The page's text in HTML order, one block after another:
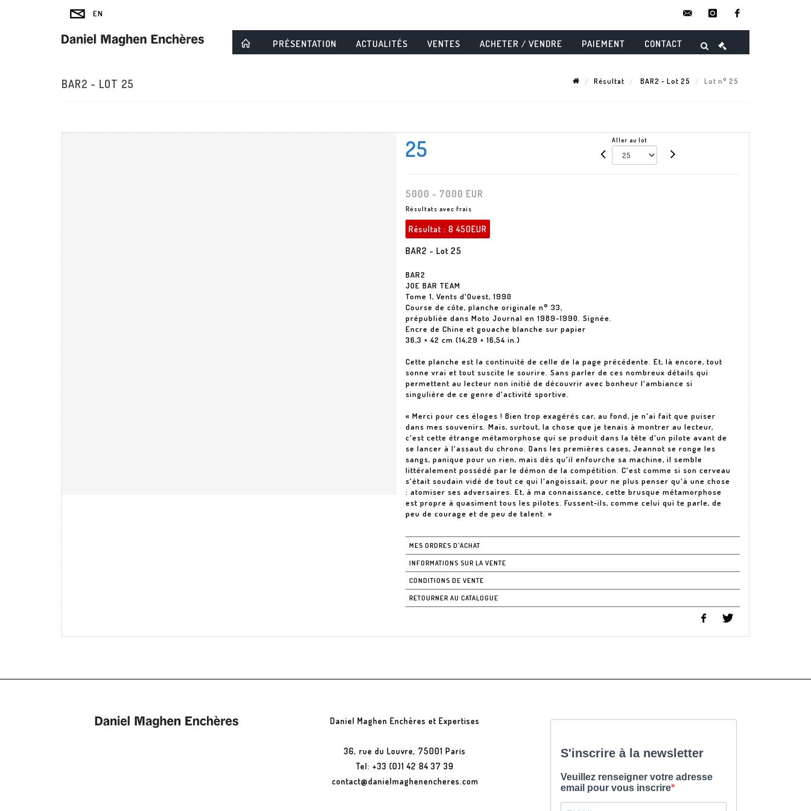
instagram
PRÉSENTATION ACTUALITÉS VENTES ACHETER / VENDRE PAIEMENT CONTACT
BAR2 - LOT 25 Résultat BAR2 - Lot 25 Lot n° 25
25 Aller au lot
5000 - 7000 EUR
Résultats avec frais
Résultat : 8 450EUR
BAR2 - Lot 25
BAR2
JOE BAR TEAM
Tome 1, Vents d'Ouest, 1990
Course de côte, planche originale n° 33,
prépubliée dans Moto Journal en 1989-1990. Signée.
Encre de Chine et gouache blanche sur papier
36,3 × 42 cm (14,29 × 16,54 in.)
Cette planche est la continuité de celle de la page précédente. Et, là encore, tout
sonne vrai et tout suscite le sourire. Sans parler de ces nombreux détails qui
permettent au lecteur non initié de découvrir avec bonheur l'ambiance si
singulière de ce genre d'activité sportive.
« Merci pour ces éloges ! Bien trop exagérés car, au fond, je n'ai fait que puiser
dans mes souvenirs. Mais, surtout, la chose que je tenais à montrer au lecteur,
c'est cette étrange métamorphose qui se produit dans la tête d'un pilote avant de
se lancer à l'assaut du chrono. Dans les premières cases, Jeannot se ronge les
sangs, panique pour un rien, mais dès qu'il enfourche sa machine, il semble
littéralement possédé par le démon de la compétition. C'est comme si son cerveau
s'était soudain vidé de tout ce qui l'angoissait, pour ne plus penser qu'à une chose
: atomiser ses adversaires. Et, à ma connaissance, cette brusque métamorphose
est propre à quasiment tous les pilotes. Fussent-ils, comme celui qui te parle, de
peu de courage et de peu de talent. »
MES ORDRES D'ACHAT
INFORMATIONS SUR LA VENTE
CONDITIONS DE VENTE
RETOURNER AU CATALOGUE
Daniel Maghen Enchères et Expertises
36, rue du Louvre, 75001 Paris
Tel: +33 (0)1 42 84 37 39
contact@danielmaghenencheres.com